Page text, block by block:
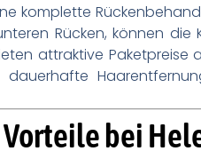
komplette
Rücken, können
attraktive Paketpreise
bei